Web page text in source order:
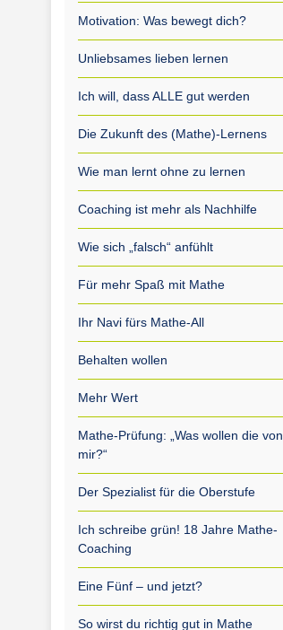
Motivation: Was bewegt dich?
Unliebsames lieben lernen
Ich will, dass ALLE gut werden
Die Zukunft des (Mathe)-Lernens
Wie man lernt ohne zu lernen
Coaching ist mehr als Nachhilfe
Wie sich „falsch“ anfühlt
Für mehr Spaß mit Mathe
Ihr Navi fürs Mathe-All
Behalten wollen
Mehr Wert
Mathe-Prüfung: „Was wollen die von
mir?“
Der Spezialist für die Oberstufe
Ich schreibe grün! 18 Jahre Mathe-
Coaching
Eine Fünf – und jetzt?
So wirst du richtig gut in Mathe